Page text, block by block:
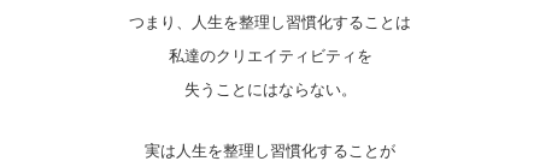
つまり、人生を整理し習慣化することは
私達のクリエイティビティを
失うことにはならない。
実は人生を整理し習慣化することが